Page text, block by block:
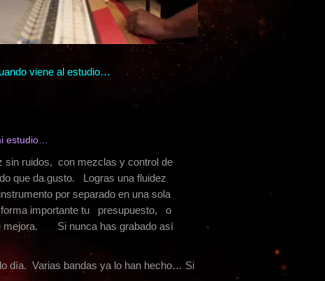
viene al estudio…
estudio…
sin ruidos, con mezclas y control de
que da gusto. Logras una fluidez
por separado en una sola
forma importante tu presupuesto, o
mejora. Si nunca has grabado así
día. Varias bandas ya lo han hecho… Si